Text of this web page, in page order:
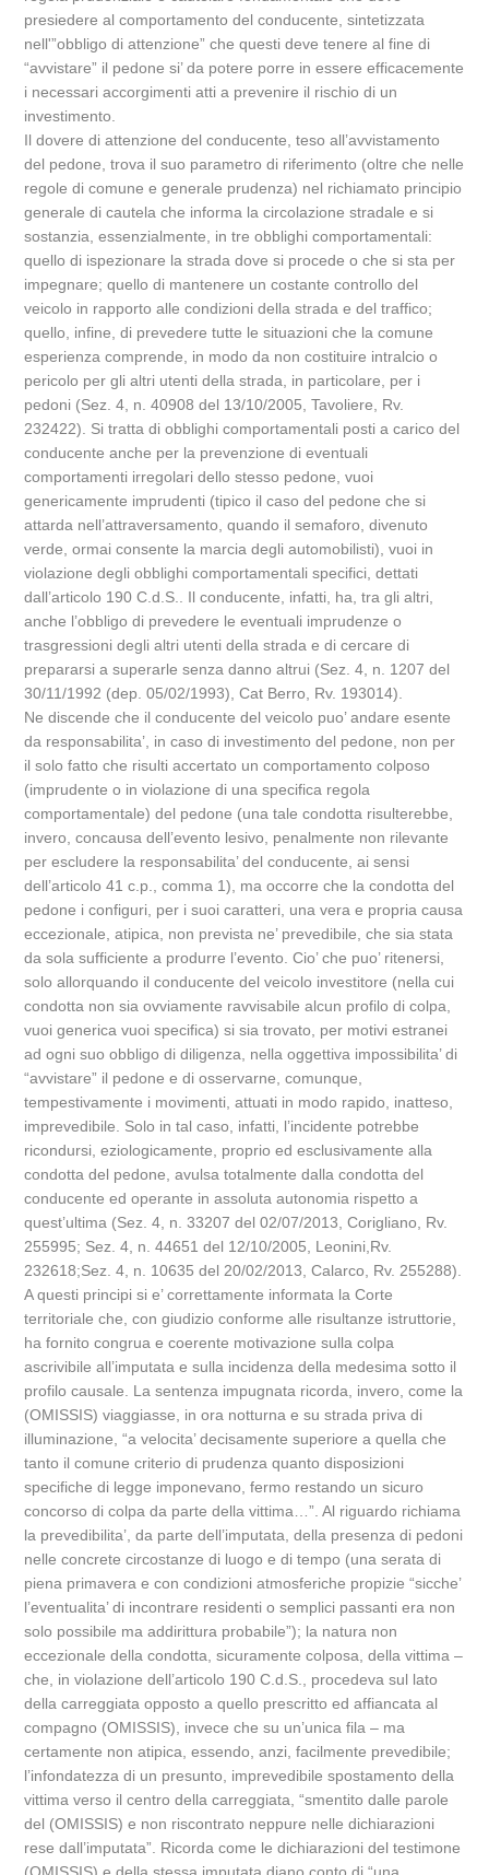
presiedere al comportamento del conducente, sintetizzata
nell'”obbligo di attenzione” che questi deve tenere al fine di
“avvistare” il pedone si’ da potere porre in essere efficacemente
i necessari accorgimenti atti a prevenire il rischio di un
investimento.
Il dovere di attenzione del conducente, teso all’avvistamento
del pedone, trova il suo parametro di riferimento (oltre che nelle
regole di comune e generale prudenza) nel richiamato principio
generale di cautela che informa la circolazione stradale e si
sostanzia, essenzialmente, in tre obblighi comportamentali:
quello di ispezionare la strada dove si procede o che si sta per
impegnare; quello di mantenere un costante controllo del
veicolo in rapporto alle condizioni della strada e del traffico;
quello, infine, di prevedere tutte le situazioni che la comune
esperienza comprende, in modo da non costituire intralcio o
pericolo per gli altri utenti della strada, in particolare, per i
pedoni (Sez. 4, n. 40908 del 13/10/2005, Tavoliere, Rv.
232422). Si tratta di obblighi comportamentali posti a carico del
conducente anche per la prevenzione di eventuali
comportamenti irregolari dello stesso pedone, vuoi
genericamente imprudenti (tipico il caso del pedone che si
attarda nell’attraversamento, quando il semaforo, divenuto
verde, ormai consente la marcia degli automobilisti), vuoi in
violazione degli obblighi comportamentali specifici, dettati
dall’articolo 190 C.d.S.. Il conducente, infatti, ha, tra gli altri,
anche l’obbligo di prevedere le eventuali imprudenze o
trasgressioni degli altri utenti della strada e di cercare di
prepararsi a superarle senza danno altrui (Sez. 4, n. 1207 del
30/11/1992 (dep. 05/02/1993), Cat Berro, Rv. 193014).
Ne discende che il conducente del veicolo puo’ andare esente
da responsabilita’, in caso di investimento del pedone, non per
il solo fatto che risulti accertato un comportamento colposo
(imprudente o in violazione di una specifica regola
comportamentale) del pedone (una tale condotta risulterebbe,
invero, concausa dell’evento lesivo, penalmente non rilevante
per escludere la responsabilita’ del conducente, ai sensi
dell’articolo 41 c.p., comma 1), ma occorre che la condotta del
pedone i configuri, per i suoi caratteri, una vera e propria causa
eccezionale, atipica, non prevista ne’ prevedibile, che sia stata
da sola sufficiente a produrre l’evento. Cio’ che puo’ ritenersi,
solo allorquando il conducente del veicolo investitore (nella cui
condotta non sia ovviamente ravvisabile alcun profilo di colpa,
vuoi generica vuoi specifica) si sia trovato, per motivi estranei
ad ogni suo obbligo di diligenza, nella oggettiva impossibilita’ di
“avvistare” il pedone e di osservarne, comunque,
tempestivamente i movimenti, attuati in modo rapido, inatteso,
imprevedibile. Solo in tal caso, infatti, l’incidente potrebbe
ricondursi, eziologicamente, proprio ed esclusivamente alla
condotta del pedone, avulsa totalmente dalla condotta del
conducente ed operante in assoluta autonomia rispetto a
quest’ultima (Sez. 4, n. 33207 del 02/07/2013, Corigliano, Rv.
255995; Sez. 4, n. 44651 del 12/10/2005, Leonini,Rv.
232618;Sez. 4, n. 10635 del 20/02/2013, Calarco, Rv. 255288).
A questi principi si e’ correttamente informata la Corte
territoriale che, con giudizio conforme alle risultanze istruttorie,
ha fornito congrua e coerente motivazione sulla colpa
ascrivibile all’imputata e sulla incidenza della medesima sotto il
profilo causale. La sentenza impugnata ricorda, invero, come la
(OMISSIS) viaggiasse, in ora notturna e su strada priva di
illuminazione, “a velocita’ decisamente superiore a quella che
tanto il comune criterio di prudenza quanto disposizioni
specifiche di legge imponevano, fermo restando un sicuro
concorso di colpa da parte della vittima…”. Al riguardo richiama
la prevedibilita’, da parte dell’imputata, della presenza di pedoni
nelle concrete circostanze di luogo e di tempo (una serata di
piena primavera e con condizioni atmosferiche propizie “sicche’
l’eventualita’ di incontrare residenti o semplici passanti era non
solo possibile ma addirittura probabile”); la natura non
eccezionale della condotta, sicuramente colposa, della vittima –
che, in violazione dell’articolo 190 C.d.S., procedeva sul lato
della carreggiata opposto a quello prescritto ed affiancata al
compagno (OMISSIS), invece che su un’unica fila – ma
certamente non atipica, essendo, anzi, facilmente prevedibile;
l’infondatezza di un presunto, imprevedibile spostamento della
vittima verso il centro della carreggiata, “smentito dalle parole
del (OMISSIS) e non riscontrato neppure nelle dichiarazioni
rese dall’imputata”. Ricorda come le dichiarazioni del testimone